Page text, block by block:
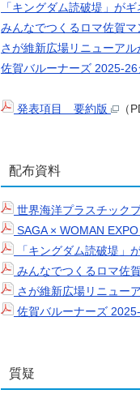
「キングダム読破堤」が
みんなでつくるロマ佐賀
さが維新広場リニューアル
佐賀バルーナーズ 2025-26
発表項目 要約版 （
配布資料
世界海洋プラスチック
SAGA × WOMAN
「キングダム読破堤」
みんなでつくるロマ佐
さが維新広場リニュー
佐賀バルーナーズ
質疑